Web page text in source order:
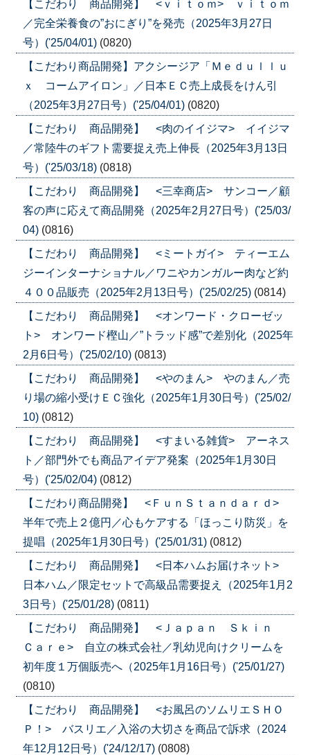
【こだわり 商品開発】 <ｖｉｔｏｍ> ｖｉｔｏｍ
／完全栄養食の”おにぎり”を発売（2025年3月27日
号）('25/04/01) (0820)
【こだわり商品開発】アクシージア「Ｍｅｄｕｌｌｕ
ｘ コームアイロン」／日本ＥＣ売上成長をけん引
（2025年3月27日号）('25/04/01) (0820)
【こだわり 商品開発】 <肉のイイジマ> イイジマ
／常陸牛のギフト需要捉え売上伸長（2025年3月13日
号）('25/03/18) (0818)
【こだわり 商品開発】 <三幸商店> サンコー／顧
客の声に応えて商品開発（2025年2月27日号）('25/03/
04) (0816)
【こだわり 商品開発】 <ミートガイ> ティーエム
ジーインターナショナル／ワニやカンガルー肉など約
４００品販売（2025年2月13日号）('25/02/25) (0814)
【こだわり 商品開発】 <オンワード・クローゼッ
ト> オンワード樫山／”トラッド感”で差別化（2025年
2月6日号）('25/02/10) (0813)
【こだわり 商品開発】 <やのまん> やのまん／売
り場の縮小受けＥＣ強化（2025年1月30日号）('25/02/
10) (0812)
【こだわり 商品開発】 <すまいる雑貨> アーネス
ト／部門外でも商品アイデア発案（2025年1月30日
号）('25/02/04) (0812)
【こだわり商品開発】 <ＦｕｎＳｔａｎｄａｒｄ>
半年で売上２億円／心もケアする「ほっこり防災」を
提唱（2025年1月30日号）('25/01/31) (0812)
【こだわり 商品開発】 <日本ハムお届けネット>
日本ハム／限定セットで高級品需要捉え（2025年1月2
3日号）('25/01/28) (0811)
【こだわり 商品開発】 <Ｊａｐａｎ Ｓｋｉｎ
Ｃａｒｅ> 自立の株式会社／乳幼児向けクリームを
初年度１万個販売へ（2025年1月16日号）('25/01/27)
(0810)
【こだわり 商品開発】 <お風呂のソムリエＳＨＯ
Ｐ！> バスリエ／入浴の大切さを商品で訴求（2024
年12月12日号）('24/12/17) (0808)